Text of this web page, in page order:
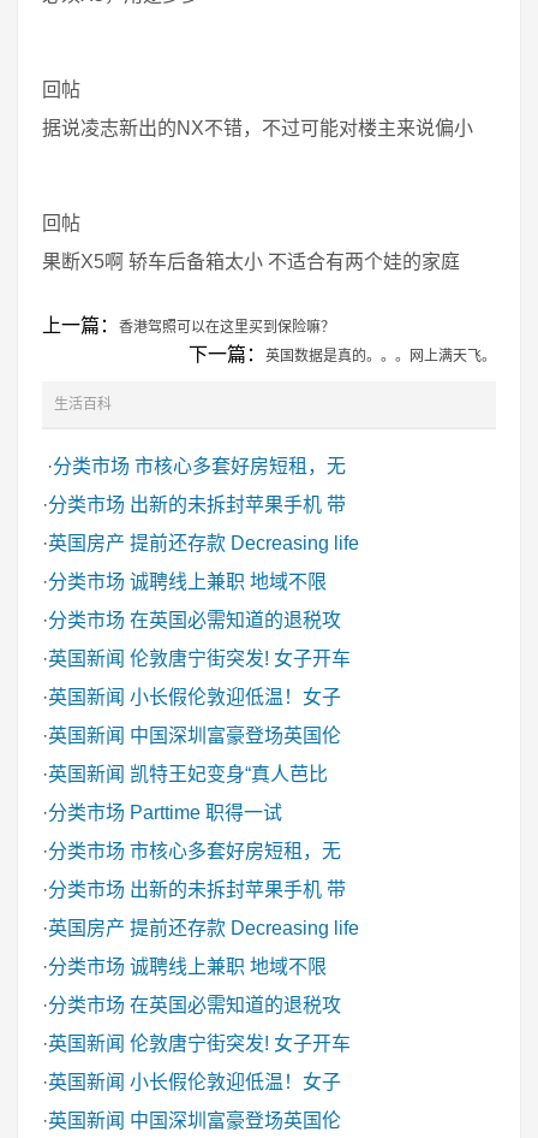
回帖
据说凌志新出的NX不错，不过可能对楼主来说偏小
回帖
果断X5啊 轿车后备箱太小 不适合有两个娃的家庭
上一篇： 香港驾照可以在这里买到保险嘛？
下一篇： 英国数据是真的。。。网上满天飞。
生活百科
·分类市场 市核心多套好房短租，无
·分类市场 出新的未拆封苹果手机 带
·英国房产 提前还存款 Decreasing life
·分类市场 诚聘线上兼职 地域不限
·分类市场 在英国必需知道的退税攻
·英国新闻 伦敦唐宁街突发! 女子开车
·英国新闻 小长假伦敦迎低温！女子
·英国新闻 中国深圳富豪登场英国伦
·英国新闻 凯特王妃变身“真人芭比
·分类市场 Parttime 职得一试
·分类市场 市核心多套好房短租，无
·分类市场 出新的未拆封苹果手机 带
·英国房产 提前还存款 Decreasing life
·分类市场 诚聘线上兼职 地域不限
·分类市场 在英国必需知道的退税攻
·英国新闻 伦敦唐宁街突发! 女子开车
·英国新闻 小长假伦敦迎低温！女子
·英国新闻 中国深圳富豪登场英国伦